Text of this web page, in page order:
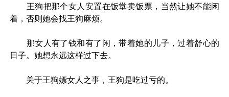
王狗把那个女人安置在饭堂卖饭票，当然让她不能闲
着，否则她会找王狗麻烦。
那女人有了钱和有了闲，带着她的儿子，过着舒心的
日子。她想永远这样过下去。
关于王狗嫖女人之事，王狗是吃过亏的。